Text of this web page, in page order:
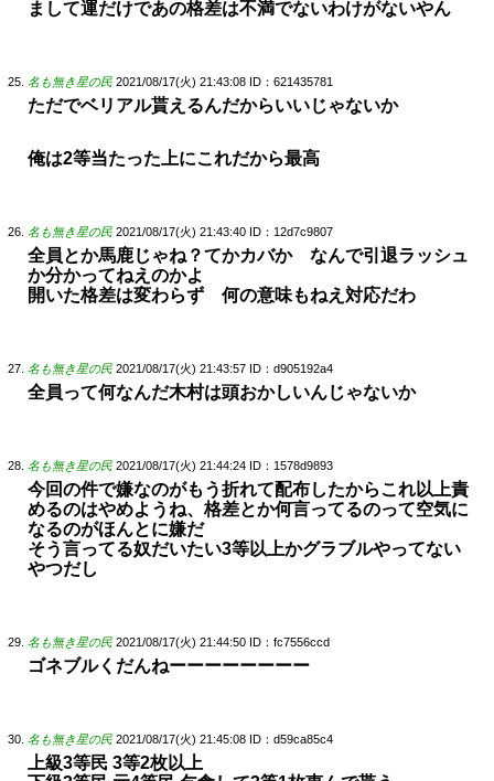
まして運だけであの格差は不満でないわけがないやん
名も無き星の民 2021/08/17(火) 21:43:08 ID：621435781
ただでベリアル貰えるんだからいいじゃないか
俺は2等当たった上にこれだから最高
名も無き星の民 2021/08/17(火) 21:43:40 ID：12d7c9807
全員とか馬鹿じゃね？てかカバか なんで引退ラッシュ
か分かってねえのかよ
開いた格差は変わらず 何の意味もねえ対応だわ
名も無き星の民 2021/08/17(火) 21:43:57 ID：d905192a4
全員って何なんだ木村は頭おかしいんじゃないか
名も無き星の民 2021/08/17(火) 21:44:24 ID：1578d9893
今回の件で嫌なのがもう折れて配布したからこれ以上責
めるのはやめようね、格差とか何言ってるのって空気に
なるのがほんとに嫌だ
そう言ってる奴だいたい3等以上かグラブルやってない
やつだし
名も無き星の民 2021/08/17(火) 21:44:50 ID：fc7556ccd
ゴネブルくだんねーーーーーーーー
名も無き星の民 2021/08/17(火) 21:45:08 ID：d59ca85c4
上級3等民 3等2枚以上